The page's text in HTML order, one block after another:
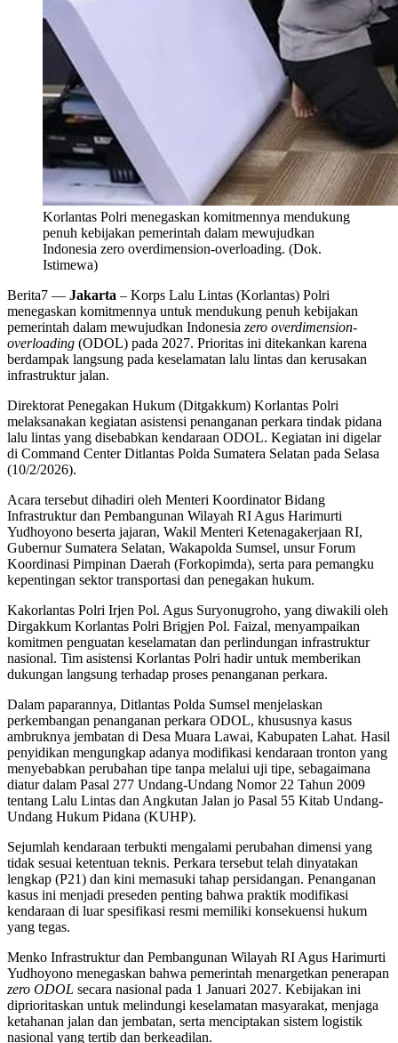
Korlantas Polri menegaskan komitmennya mendukung
penuh kebijakan pemerintah dalam mewujudkan
Indonesia zero overdimension-overloading. (Dok.
Istimewa)
Berita7 — Jakarta – Korps Lalu Lintas (Korlantas) Polri
menegaskan komitmennya untuk mendukung penuh kebijakan
pemerintah dalam mewujudkan Indonesia zero overdimension-
overloading (ODOL) pada 2027. Prioritas ini ditekankan karena
berdampak langsung pada keselamatan lalu lintas dan kerusakan
infrastruktur jalan.
Direktorat Penegakan Hukum (Ditgakkum) Korlantas Polri
melaksanakan kegiatan asistensi penanganan perkara tindak pidana
lalu lintas yang disebabkan kendaraan ODOL. Kegiatan ini digelar
di Command Center Ditlantas Polda Sumatera Selatan pada Selasa
(10/2/2026).
Acara tersebut dihadiri oleh Menteri Koordinator Bidang
Infrastruktur dan Pembangunan Wilayah RI Agus Harimurti
Yudhoyono beserta jajaran, Wakil Menteri Ketenagakerjaan RI,
Gubernur Sumatera Selatan, Wakapolda Sumsel, unsur Forum
Koordinasi Pimpinan Daerah (Forkopimda), serta para pemangku
kepentingan sektor transportasi dan penegakan hukum.
Kakorlantas Polri Irjen Pol. Agus Suryonugroho, yang diwakili oleh
Dirgakkum Korlantas Polri Brigjen Pol. Faizal, menyampaikan
komitmen penguatan keselamatan dan perlindungan infrastruktur
nasional. Tim asistensi Korlantas Polri hadir untuk memberikan
dukungan langsung terhadap proses penanganan perkara.
Dalam paparannya, Ditlantas Polda Sumsel menjelaskan
perkembangan penanganan perkara ODOL, khususnya kasus
ambruknya jembatan di Desa Muara Lawai, Kabupaten Lahat. Hasil
penyidikan mengungkap adanya modifikasi kendaraan tronton yang
menyebabkan perubahan tipe tanpa melalui uji tipe, sebagaimana
diatur dalam Pasal 277 Undang-Undang Nomor 22 Tahun 2009
tentang Lalu Lintas dan Angkutan Jalan jo Pasal 55 Kitab Undang-
Undang Hukum Pidana (KUHP).
Sejumlah kendaraan terbukti mengalami perubahan dimensi yang
tidak sesuai ketentuan teknis. Perkara tersebut telah dinyatakan
lengkap (P21) dan kini memasuki tahap persidangan. Penanganan
kasus ini menjadi preseden penting bahwa praktik modifikasi
kendaraan di luar spesifikasi resmi memiliki konsekuensi hukum
yang tegas.
Menko Infrastruktur dan Pembangunan Wilayah RI Agus Harimurti
Yudhoyono menegaskan bahwa pemerintah menargetkan penerapan
zero ODOL secara nasional pada 1 Januari 2027. Kebijakan ini
diprioritaskan untuk melindungi keselamatan masyarakat, menjaga
ketahanan jalan dan jembatan, serta menciptakan sistem logistik
nasional yang tertib dan berkeadilan.